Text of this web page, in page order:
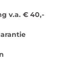
v.a. € 40,-